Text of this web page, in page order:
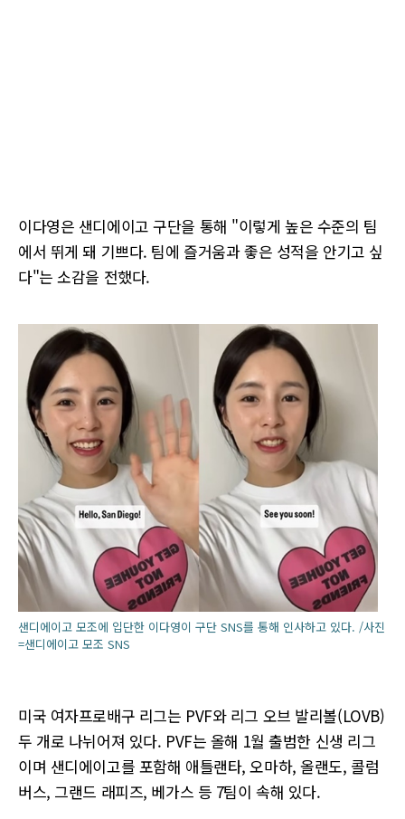
이다영은 샌디에이고 구단을 통해 "이렇게 높은 수준의 팀
에서 뛰게 돼 기쁘다. 팀에 즐거움과 좋은 성적을 안기고 싶
다"는 소감을 전했다.
샌디에이고 모조에 입단한 이다영이 구단 SNS를 통해 인사하고 있다. /사진
=샌디에이고 모조 SNS
미국 여자프로배구 리그는 PVF와 리그 오브 발리볼(LOVB)
두 개로 나뉘어져 있다. PVF는 올해 1월 출범한 신생 리그
이며 샌디에이고를 포함해 애틀랜타, 오마하, 올랜도, 콜럼
버스, 그랜드 래피즈, 베가스 등 7팀이 속해 있다.